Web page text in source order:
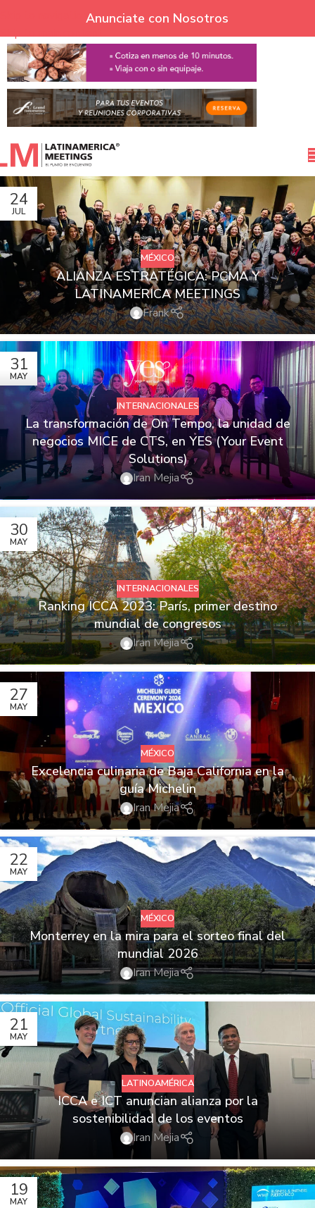
Skip to navigation
Skip to main content
Anunciate con Nosotros
24
JUL
MÉXICO
ALIANZA ESTRATÉGICA: PCMA Y
LATINAMERICA MEETINGS
Frank
31
MAY
INTERNACIONALES
La transformación de On Tempo, la unidad de
negocios MICE de CTS, en YES (Your Event
Solutions)
Iran Mejia
30
MAY
INTERNACIONALES
Ranking ICCA 2023: París, primer destino
mundial de congresos
Iran Mejia
27
MAY
MÉXICO
Excelencia culinaria de Baja California en la
guía Michelin
Iran Mejia
22
MAY
MÉXICO
Monterrey en la mira para el sorteo final del
mundial 2026
Iran Mejia
21
MAY
LATINOAMÉRICA
ICCA e ICT anuncian alianza por la
sostenibilidad de los eventos
Iran Mejia
19
MAY